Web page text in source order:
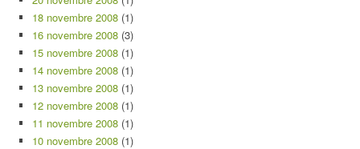
18 novembre 2008 (1)
16 novembre 2008 (3)
15 novembre 2008 (1)
14 novembre 2008 (1)
13 novembre 2008 (1)
12 novembre 2008 (1)
11 novembre 2008 (1)
10 novembre 2008 (1)